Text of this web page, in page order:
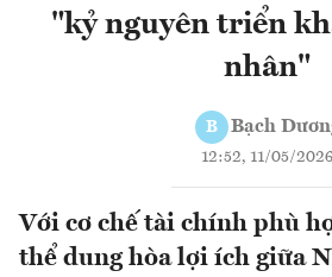
"kỷ nguyên triển
nhân"
B Bạch
12:52, 11/05/2026
Với cơ chế tài chính phù
thể dung hòa lợi ích giữa